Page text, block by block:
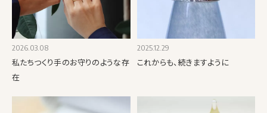
2026.03.08
私たちつくり手のお守りのような存
在
2025.12.29
これからも、続きますように